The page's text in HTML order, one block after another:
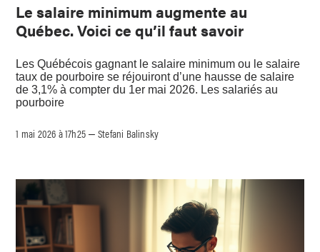
Le salaire minimum augmente au
Québec. Voici ce qu’il faut savoir
Les Québécois gagnant le salaire minimum ou le salaire
taux de pourboire se réjouiront d’une hausse de salaire
de 3,1% à compter du 1er mai 2026. Les salariés au
pourboire
1 mai 2026 à 17h25 –Stefani Balinsky